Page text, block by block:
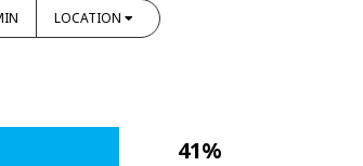
LOCATION
41%